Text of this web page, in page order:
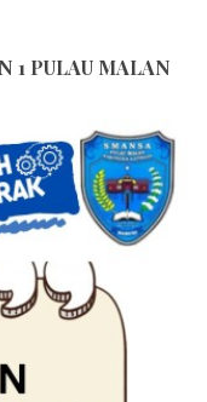
1 PULAU MALAN